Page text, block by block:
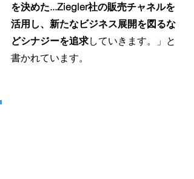
を決めた...Ziegler社の販売チャネルを
活用し、新たなビジネス展開を図るな
どシナジーを追求していきます。」と
書かれています。